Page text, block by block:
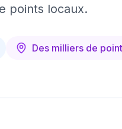
points locaux.
Des milliers de